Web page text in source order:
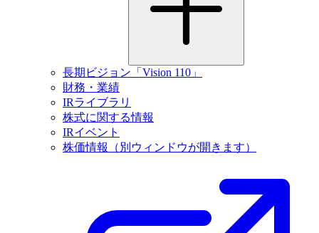
長期ビジョン「Vision 110」
財務・業績
IRライブラリ
株式に関する情報
IRイベント
株価情報
（別ウィンドウが開きます）